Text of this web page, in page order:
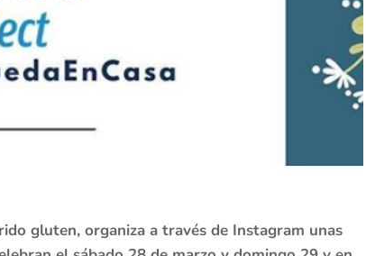
gluten, organiza a través de Instagram unas